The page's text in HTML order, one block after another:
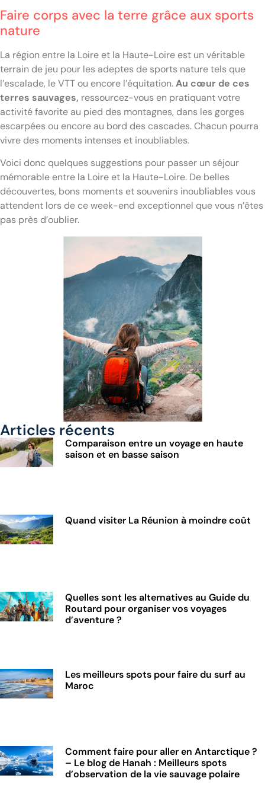
Faire corps avec la terre grâce aux sports
nature
La région entre la Loire et la Haute-Loire est un véritable
terrain de jeu pour les adeptes de sports nature tels que
l’escalade, le VTT ou encore l’équitation.Au cœur de ces
terres sauvages, ressourcez-vous en pratiquant votre
activité favorite au pied des montagnes, dans les gorges
escarpées ou encore au bord des cascades. Chacun pourra
vivre des moments intenses et inoubliables.
Voici donc quelques suggestions pour passer un séjour
mémorable entre la Loire et la Haute-Loire. De belles
découvertes, bons moments et souvenirs inoubliables vous
attendent lors de ce week-end exceptionnel que vous n’êtes
pas près d’oublier.
Articles récents
Comparaison entre un voyage en haute
saison et en basse saison
Quand visiter La Réunion à moindre coût
Quelles sont les alternatives au Guide du
Routard pour organiser vos voyages
d’aventure ?
Les meilleurs spots pour faire du surf au
Maroc
Comment faire pour aller en Antarctique ?
– Le blog de Hanah : Meilleurs spots
d’observation de la vie sauvage polaire